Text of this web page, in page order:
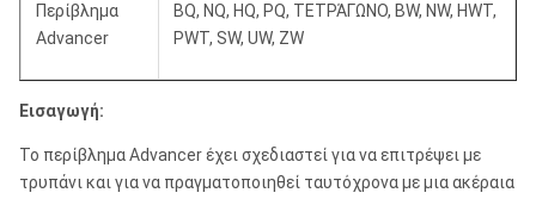
Περίβλημα
Advancer
BQ, NQ, HQ, PQ, ΤΕΤΡΆΓΩΝΟ, BW, NW, HWT,
PWT, SW, UW, ZW
Εισαγωγή:
Το περίβλημα Advancer έχει σχεδιαστεί για να επιτρέψει με
τρυπάνι και για να πραγματοποιηθεί ταυτόχρονα με μια ακέραια